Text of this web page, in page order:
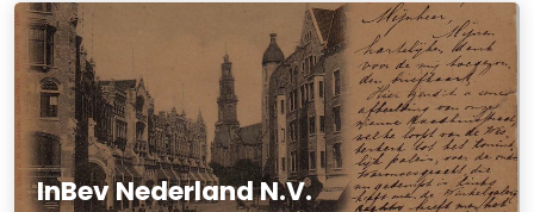
InBev Nederland N.V.